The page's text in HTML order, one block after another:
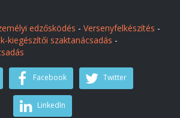
edzősködés - Versenyfelkészítés -
kiegészítői szaktanácsadás -
Facebook Twitter
LinkedIn